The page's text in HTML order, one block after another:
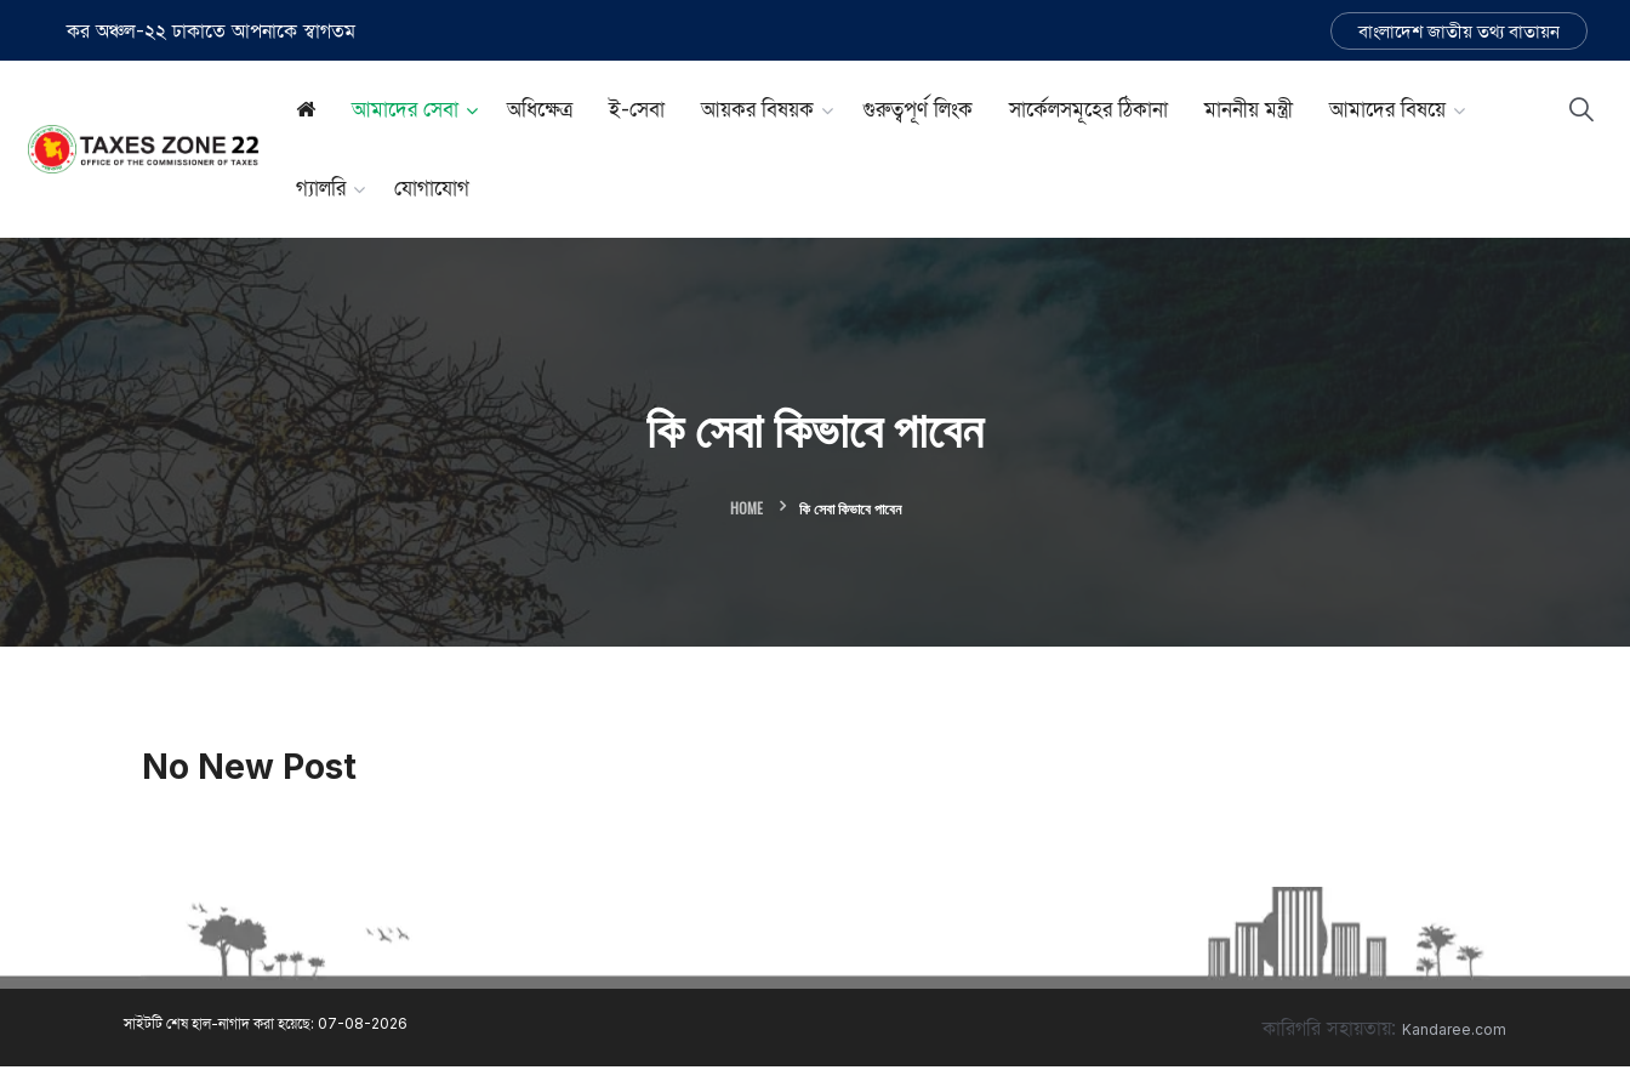
কর অঞ্চল-২২ ঢাকাতে আপনাকে স্বাগতম বাংলাদেশ জাতীয় তথ্য বাতায়ন
আমাদের সেবা অধিক্ষেত্র ই-সেবা আয়কর বিষয়ক গুরুত্বপূর্ণ লিংক সার্কেলসমূহের ঠিকানা মাননীয় মন্ত্রী আমাদের বিষয়ে
গ্যালরি যোগাযোগ
কি সেবা কিভাবে পাবেন
HOME কি সেবা কিভাবে পাবেন
No New Post
সাইটটি শেষ হাল-নাগাদ করা হয়েছে: 07-08-2026 কারিগরি সহায়তায়: Kandaree.com